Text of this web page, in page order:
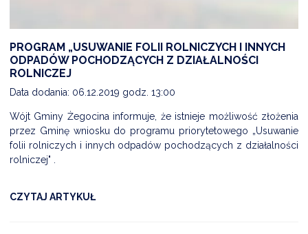
PROGRAM „USUWANIE FOLII ROLNICZYCH I INNYCH
ODPADÓW POCHODZĄCYCH Z DZIAŁALNOŚCI
ROLNICZEJ
Data dodania: 06.12.2019 godz. 13:00
Wójt Gminy Żegocina informuje, że istnieje możliwość złożenia
przez Gminę wniosku do programu priorytetowego „Usuwanie
folii rolniczych i innych odpadów pochodzących z działalności
rolniczej" .
CZYTAJ ARTYKUŁ